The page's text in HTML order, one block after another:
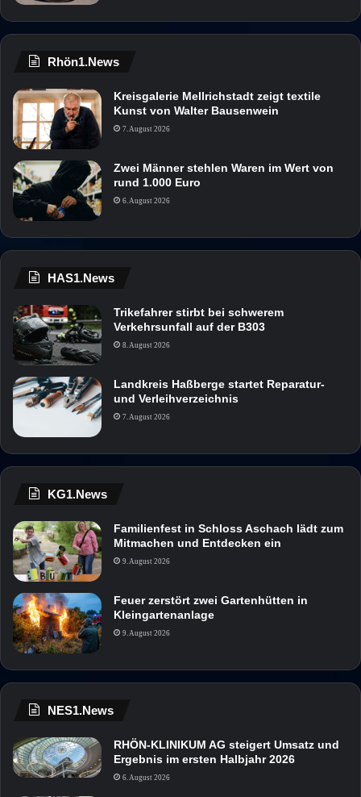
Rhön1.News
Kreisgalerie Mellrichstadt zeigt textile
Kunst von Walter Bausenwein
7. August 2026
Zwei Männer stehlen Waren im Wert von
rund 1.000 Euro
6. August 2026
HAS1.News
Trikefahrer stirbt bei schwerem
Verkehrsunfall auf der B303
8. August 2026
Landkreis Haßberge startet Reparatur-
und Verleihverzeichnis
7. August 2026
KG1.News
Familienfest in Schloss Aschach lädt zum
Mitmachen und Entdecken ein
9. August 2026
Feuer zerstört zwei Gartenhütten in
Kleingartenanlage
9. August 2026
NES1.News
RHÖN-KLINIKUM AG steigert Umsatz und
Ergebnis im ersten Halbjahr 2026
6. August 2026